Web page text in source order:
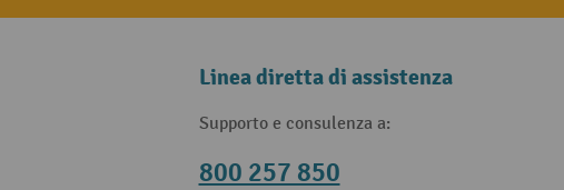
Linea diretta di assistenza
Supporto e consulenza a:
800 257 850